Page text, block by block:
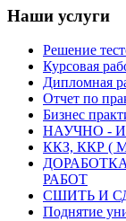
Наши услуги
Решение
Курсовая
Дипломная
Отчет по
Бизнес
НАУЧНО -
ККЗ, ККР (
РАБОТ
СШИТЬ И
Поднятие